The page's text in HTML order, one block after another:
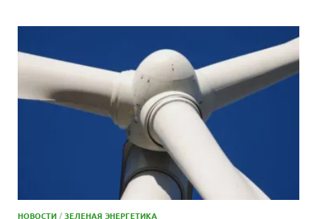
НОВОСТИ /ЗЕЛЕНАЯ ЭНЕРГЕТИКА